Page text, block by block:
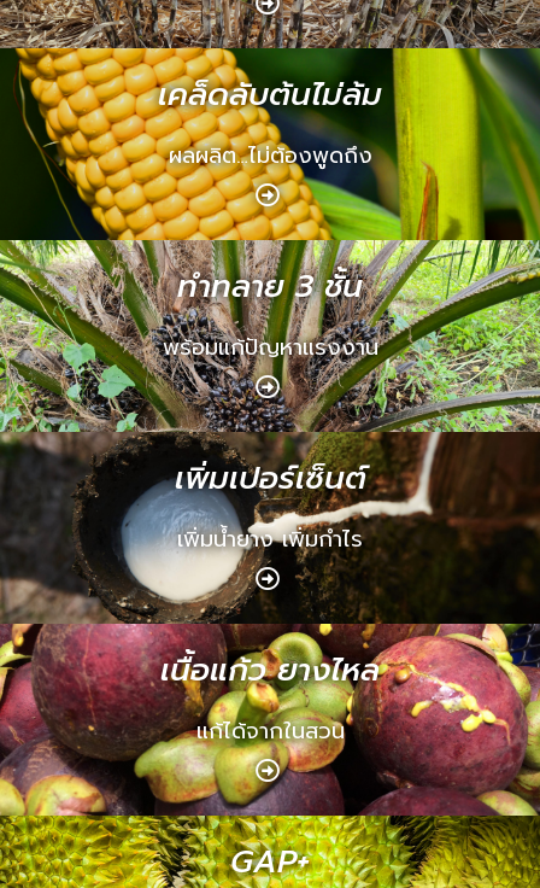
เคล็ดลับต้นไม่ล้ม
ผลผลิต…ไม่ต้องพูดถึง
ทำทลาย 3 ชั้น
พร้อมแก้ปัญหาแรงงาน
เพิ่มเปอร์เซ็นต์
เพิ่มน้ำยาง เพิ่มกำไร
เนื้อแก้ว ยางไหล
แก้ได้จากในสวน
GAP+